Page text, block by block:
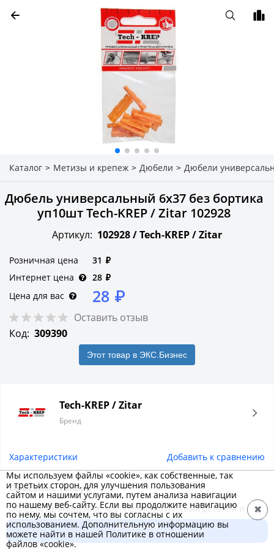
Каталог > Метизы и крепеж > Дюбели > Дюбели
Дюбель универсальный 6х37 без бортика
уп10шт Tech-KREP / Zitar 102928
Артикул: 102928 /Tech-KREP / Zitar
Розничная цена 31 ₽
Интернет цена
28 ₽
Цена для вас
28 ₽
Оставить отзыв
Код: 309390
Этот товар в ЭКС.Бизнес
Tech-KREP / Zitar
Бренд
Характеристики Добавить к сравнению
Описание товара
Область применения: крепление различных деталей и
изделий к основаниям. Материал применения: бетон,
полнотелый и пустотелый кирпич, газобетон,
В корзину
28 ₽
Мы используем файлы «cookie», как собственные, так
и третьих сторон, для улучшения пользования
сайтом и нашими услугами, путем анализа навигации
по нашему веб-сайту. Если вы продолжите навигацию
по нему, мы сочтем, что вы согласны с их
использованием. Дополнительную информацию вы
можете найти в нашей Политике в отношении
файлов «cookie».
✖